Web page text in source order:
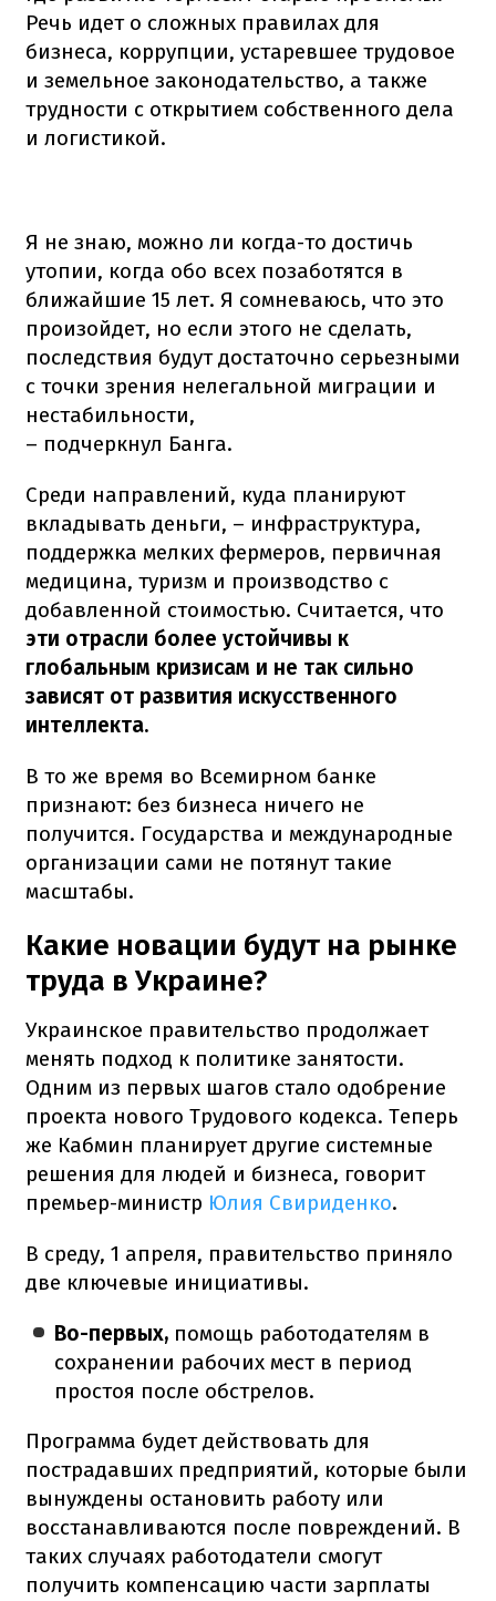
Речь идет о сложных правилах для
бизнеса, коррупции, устаревшее трудовое
и земельное законодательство, а также
трудности с открытием собственного дела
и логистикой.
Я не знаю, можно ли когда-то достичь
утопии, когда обо всех позаботятся в
ближайшие 15 лет. Я сомневаюсь, что это
произойдет, но если этого не сделать,
последствия будут достаточно серьезными
с точки зрения нелегальной миграции и
нестабильности,
– подчеркнул Банга.
Среди направлений, куда планируют
вкладывать деньги, – инфраструктура,
поддержка мелких фермеров, первичная
медицина, туризм и производство с
добавленной стоимостью. Считается, что
эти отрасли более устойчивы к
глобальным кризисам и не так сильно
зависят от развития искусственного
интеллекта.
В то же время во Всемирном банке
признают: без бизнеса ничего не
получится. Государства и международные
организации сами не потянут такие
масштабы.
Какие новации будут на рынке
труда в Украине?
Украинское правительство продолжает
менять подход к политике занятости.
Одним из первых шагов стало одобрение
проекта нового Трудового кодекса. Теперь
же Кабмин планирует другие системные
решения для людей и бизнеса, говорит
премьер-министр Юлия Свириденко.
В среду, 1 апреля, правительство приняло
две ключевые инициативы.
Во-первых, помощь работодателям в
сохранении рабочих мест в период
простоя после обстрелов.
Программа будет действовать для
пострадавших предприятий, которые были
вынуждены остановить работу или
восстанавливаются после повреждений. В
таких случаях работодатели смогут
получить компенсацию части зарплаты